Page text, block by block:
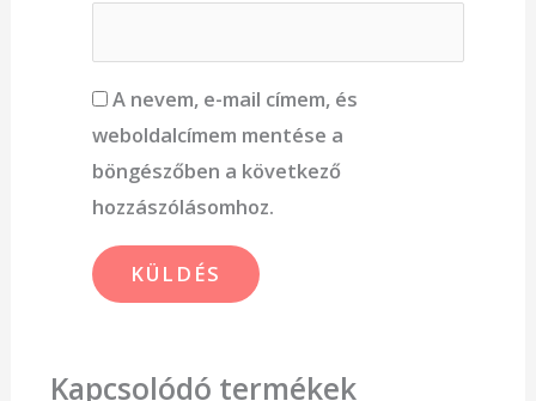
A nevem, e-mail címem, és
weboldalcímem mentése a
böngészőben a következő
hozzászólásomhoz.
Kapcsolódó termékek